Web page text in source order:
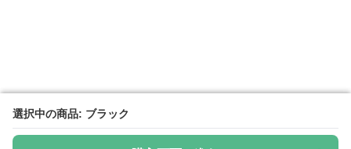
選択中の商品: ブラック
選択中の商品: ブラック